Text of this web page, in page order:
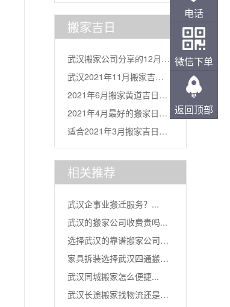
通搬家...
搬家吉日
武汉搬家公司分享的12月搬
家吉...
武汉2021年11月搬家吉日
2021年6月搬家黄道吉日一
2021年4月最好的搬家日
子...
适合2021年3月搬家吉日
表...
相关推荐
武汉企事业搬迁服务？...
武汉的搬家公司收费贵吗...
选择武汉的靠谱搬家公司，
让搬家...
家具拆装选择武汉四通搬家
公司的...
武汉同城搬家怎么便捷...
武汉长途搬家找物流还是搬
电话
微信下单
返回顶部